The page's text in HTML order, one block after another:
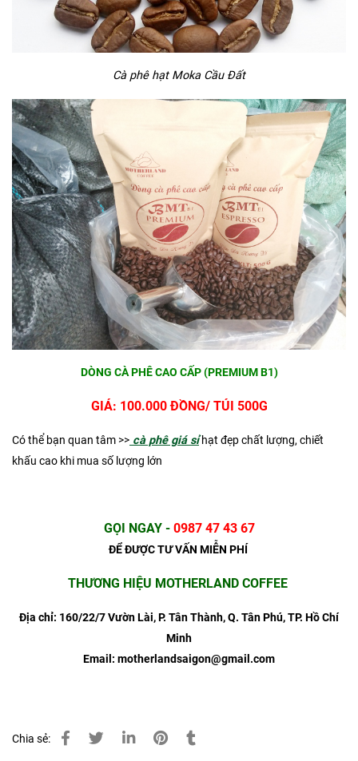
Cà phê hạt Moka Cầu Đất
DÒNG CÀ PHÊ CAO CẤP (PREMIUM B1)
GIÁ: 100.000 ĐỒNG/ TÚI 500G
Có thể bạn quan tâm >> cà phê giá sỉhạt đẹp chất lượng, chiết
khấu cao khi mua số lượng lớn
GỌI NGAY - 0987 47 43 67
ĐỂ ĐƯỢC TƯ VẤN MIỄN PHÍ
THƯƠNG HIỆU MOTHERLAND COFFEE
Địa chỉ: 160/22/7 Vườn Lài, P. Tân Thành, Q. Tân Phú, TP. Hồ Chí
Minh
Email: motherlandsaigon@gmail.com
Chia sẻ: